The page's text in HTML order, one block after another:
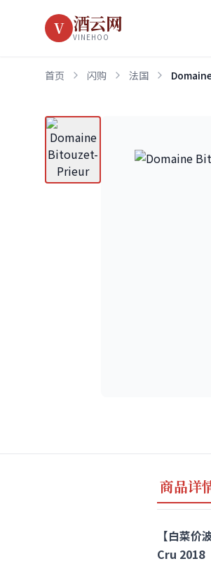
V 酒云网
VINEHOO
首页 闪购 法国
商品详
【白菜
Cru 2018